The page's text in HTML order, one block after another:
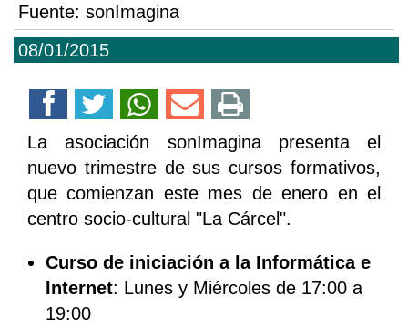
08/01/2015
Fuente: sonImagina
La asociación sonImagina presenta el
nuevo trimestre de sus cursos formativos,
que comienzan este mes de enero en el
centro socio-cultural "La Cárcel".
Curso de iniciación a la Informática e
Internet: Lunes y Miércoles de 17:00 a
19:00